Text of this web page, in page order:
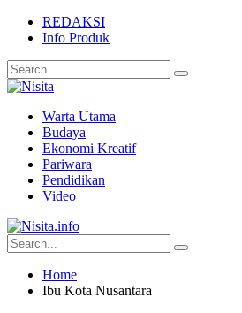
REDAKSI
Info Produk
Warta Utama
Budaya
Ekonomi Kreatif
Pariwara
Pendidikan
Video
Home
Ibu Kota Nusantara